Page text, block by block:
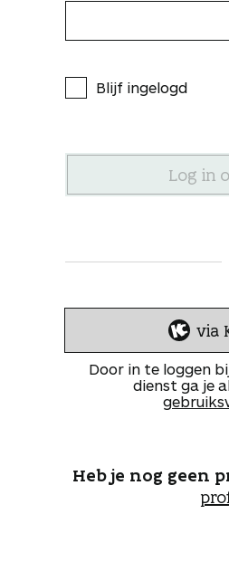
Blijf ingelogd
via
Door in te loggen
dienst ga je
Heb je nog geen